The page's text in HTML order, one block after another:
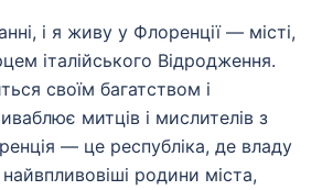
і я живу у Флоренції — місті,
італійського Відродження.
своїм багатством і
митців і мислителів з
— це республіка, де владу
родини міста,